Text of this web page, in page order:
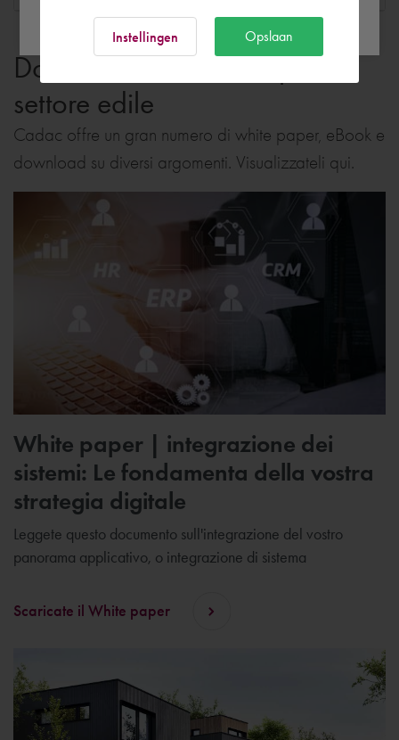
Download interessanti per il
settore edile
Cadac offre un gran numero di white paper, eBook e
download su diversi argomenti. Visualizzateli qui.
White paper | integrazione dei
sistemi: Le fondamenta della vostra
strategia digitale
Leggete questo documento sull'integrazione del vostro
panorama applicativo, o integrazione di sistema
Scaricate il White paper
Instellingen Opslaan